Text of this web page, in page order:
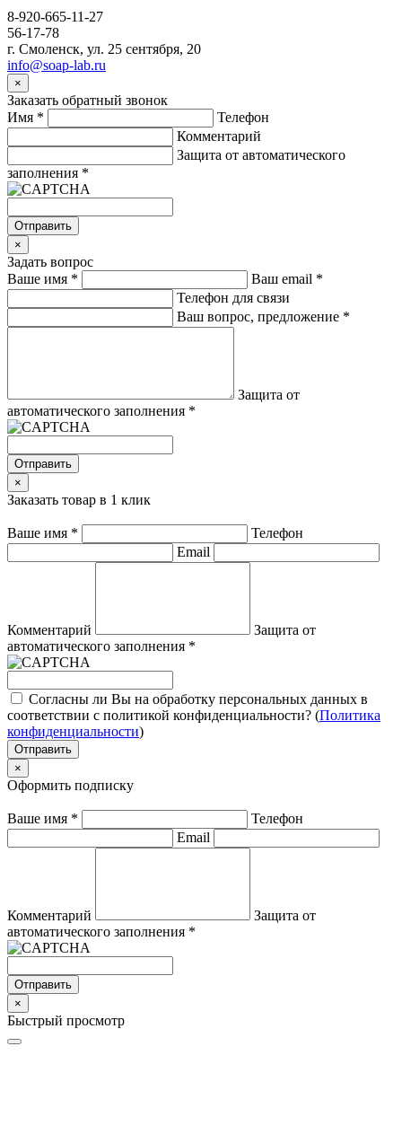
8-920-665-11-27
56-17-78
г. Смоленск, ул. 25 сентября, 20
info@soap-lab.ru
×
Заказать обратный звонок
Имя *
Телефон
Комментарий
Защита от автоматического
заполнения *
Отправить
×
Задать вопрос
Ваше имя * Ваш email *
Телефон для связи
Ваш вопрос, предложение *
Защита от
автоматического заполнения *
Отправить
×
Заказать товар в 1 клик
Ваше имя *
Телефон
Email
Комментарий
Защита от
автоматического заполнения *
Согласны ли Вы на обработку персональных данных в
соответствии с политикой конфиденциальности? (Политика
конфиденциальности)
Отправить
×
Оформить подписку
Ваше имя *
Телефон
Email
Комментарий
Защита от
автоматического заполнения *
Отправить
×
Быстрый просмотр